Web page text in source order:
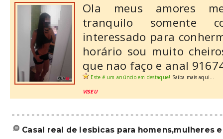
Ola meus amores
tranquilo somente
interessado para
horário sou muito
que nao faço e anal
Este é um anúncio em destaque! Saiba mais aqui...
VISEU
casal real de lesbicas para homens,mulheres e